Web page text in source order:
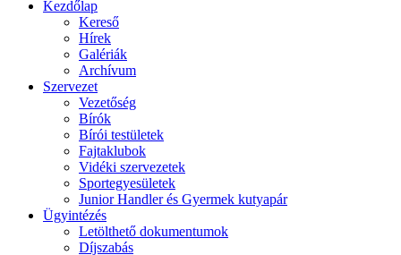
Kezdőlap
Kereső
Hírek
Galériák
Archívum
Szervezet
Vezetőség
Bírók
Bírói testületek
Fajtaklubok
Vidéki szervezetek
Sportegyesületek
Junior Handler és Gyermek kutyapár
Ügyintézés
Letölthető dokumentumok
Díjszabás